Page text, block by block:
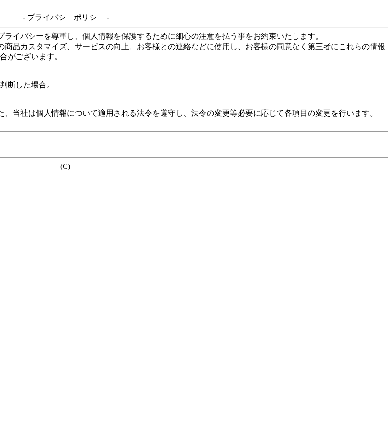
- プライバシーポリシー -
イバシーを尊重し、個人情報を保護するために細心の注意を払う事をお約束いたします。
品カスタマイズ、サービスの向上、お客様との連絡などに使用し、お客様の同意なく第三者にこれらの情報
がございます。
断した場合。
当社は個人情報について適用される法令を遵守し、法令の変更等必要に応じて各項目の変更を行います。
(C)